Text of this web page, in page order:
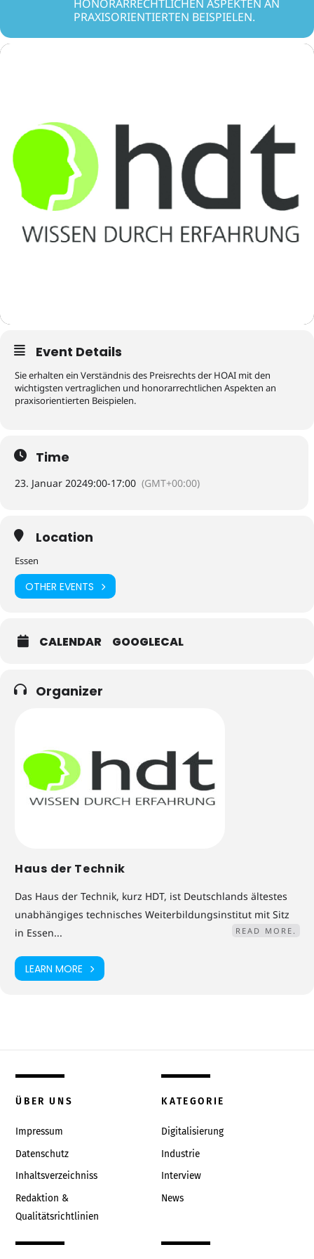
HONORARRECHTLICHEN ASPEKTEN AN
PRAXISORIENTIERTEN BEISPIELEN.
Event Details
Sie erhalten ein Verständnis des Preisrechts der HOAI mit den
wichtigsten vertraglichen und honorarrechtlichen Aspekten an
praxisorientierten Beispielen.
Time
23. Januar 20249:00-17:00 (GMT+00:00)
Location
Essen
OTHER EVENTS
CALENDAR GOOGLECAL
Organizer
Haus der Technik
Das Haus der Technik, kurz HDT, ist Deutschlands ältestes
unabhängiges technisches Weiterbildungsinstitut mit Sitz
in Essen...
READ MORE.
LEARN MORE
ÜBER UNS
Impressum
Datenschutz
Inhaltsverzeichniss
Redaktion &
Qualitätsrichtlinien
KATEGORIE
Digitalisierung
Industrie
Interview
News